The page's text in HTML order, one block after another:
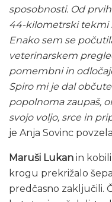
sposobnosti. Od
44-kilometrski tekmi
Enako sem se
veterinarskem
pomembni in
Spiro mi je dal
popolnoma zaupaš,
svojo voljo, srce in
je Anja Sovinc
Maruši Lukan in
krogu prekrižalo
predčasno zaključili.